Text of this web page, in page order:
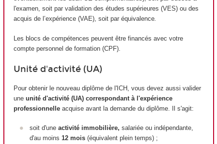
l'examen, soit par validation des études supérieures (VES) ou des
acquis de l’expérience (VAE), soit par équivalence.
Les blocs de compétences peuvent être financés avec votre
compte personnel de formation (CPF).
Unité d'activité (UA)
Pour obtenir le nouveau diplôme de l'ICH, vous devez aussi valider
une unité d'activité (UA) correspondant à l'expérience
professionnelle acquise avant la demande du diplôme. Il s'agit:
soit d'une activité immobilière, salariée ou indépendante,
d'au moins 12 mois (équivalent plein temps) ;